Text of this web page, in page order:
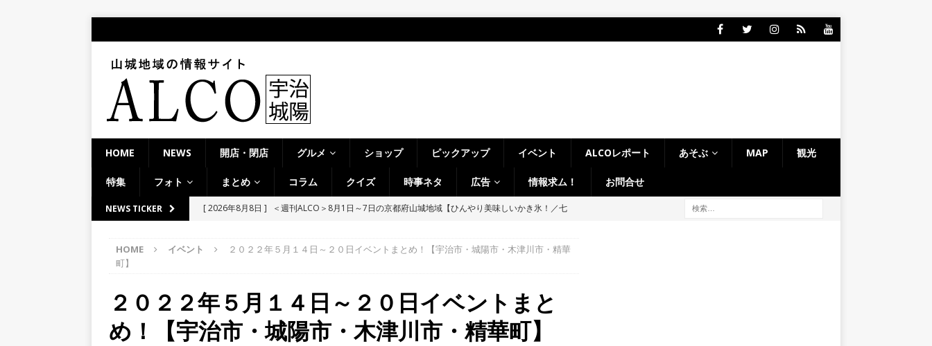
HOME NEWS 開店・閉店 グルメ ショップ ピックアップ イベント ALCOレポート あそぶ MAP 観光
特集 フォト まとめ コラム クイズ 時事ネタ 広告 情報求ム！ お問合せ
NEWS TICKER [ 2026年8月8日 ]
＜週刊ALCO＞8月1日～7日の京都府山城地域【ひんやり美味しいかき氷！／七
[ 2026年8月7日 ] 8月7日、塔の島で「ホコランタン・プロジェクト2026」を楽しんできました！
[ 2026年8月6日 ]
８月３日、クマと思われる動物が確認されました。国道307号奥山田茶屋トンネ
ルから甲賀市に向かって約400mの農地【京都府宇治田原町】
NEWS
HOME イベント
２０２２年５月１４日～２０日イベントまとめ！【宇治市・城陽市・木津川市・精華
町】
２０２２年５月１４日～２０日イベントまと
め！【宇治市・城陽市・木津川市・精華町】